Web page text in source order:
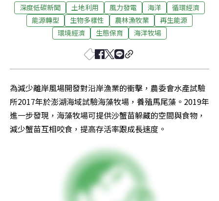
深度低碳新聞 土地利用 風力發電 海洋
循環經濟
能源轉型
生物多樣性 農林漁牧業
再生能源
環境經濟
生態保育 海洋牧場
為減少離岸風場開發對沿岸漁業的衝擊，農委會水產試驗
所2017年於澎湖海域試驗海藻牧場，養殖馬尾藻。2019年
進一步發現，海藻牧場可提供沙蟹苗躲藏的空間與食物，
減少蟹苗互相咬食，提高存活率跟成長速度。